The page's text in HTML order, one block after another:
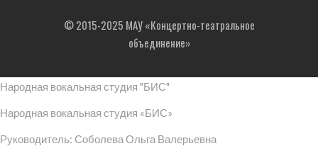
© 2015-2025 МАУ «Концертно-театральное
объединение»
Народная вокальная студия "БИС"
Народная вокальная студия «БИС»
Руководитель: Соболева Ольга Валерьевна